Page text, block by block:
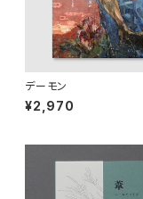
デーモン
¥2,970